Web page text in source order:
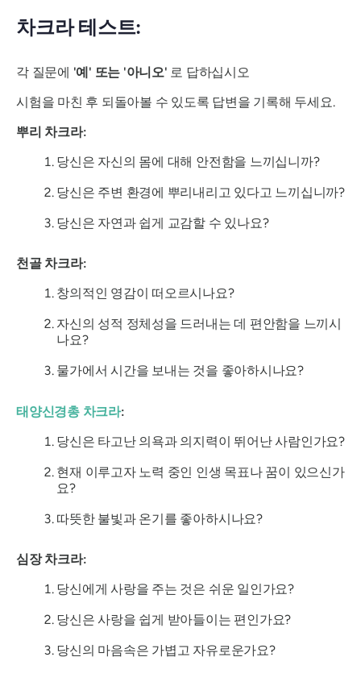
차크라 테스트:
각 질문에 '예' 또는 '아니오' 로 답하십시오
시험을 마친 후 되돌아볼 수 있도록 답변을 기록해 두세요.
뿌리 차크라:
당신은 자신의 몸에 대해 안전함을 느끼십니까?
당신은 주변 환경에 뿌리내리고 있다고 느끼십니까?
당신은 자연과 쉽게 교감할 수 있나요?
천골 차크라:
창의적인 영감이 떠오르시나요?
자신의 성적 정체성을 드러내는 데 편안함을 느끼시
나요?
물가에서 시간을 보내는 것을 좋아하시나요?
태양신경총 차크라:
당신은 타고난 의욕과 의지력이 뛰어난 사람인가요?
현재 이루고자 노력 중인 인생 목표나 꿈이 있으신가
요?
따뜻한 불빛과 온기를 좋아하시나요?
심장 차크라:
당신에게 사랑을 주는 것은 쉬운 일인가요?
당신은 사랑을 쉽게 받아들이는 편인가요?
당신의 마음속은 가볍고 자유로운가요?